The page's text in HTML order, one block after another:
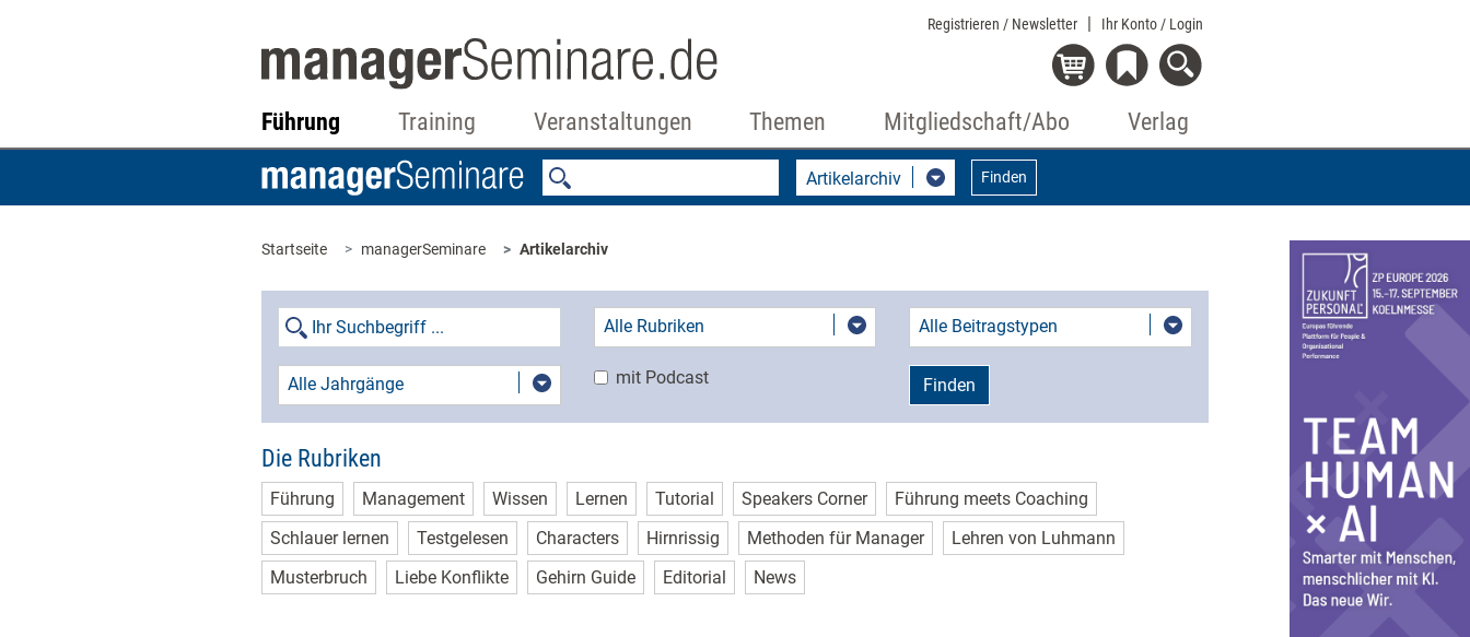
Registrieren / Newsletter Ihr Konto / Login
Führung Training Veranstaltungen Themen Mitgliedschaft/Abo Verlag
Artikelarchiv Finden
Startseite managerSeminare Artikelarchiv
Alle Rubriken Alle Beitragstypen
Alle Jahrgänge mit Podcast Finden
Die Rubriken
Führung Management Wissen Lernen Tutorial Speakers Corner
Führung meets Coaching
Schlauer lernen
Testgelesen Characters Hirnrissig Methoden für Manager
Lehren von Luhmann
Musterbruch
Liebe Konflikte Gehirn Guide Editorial News